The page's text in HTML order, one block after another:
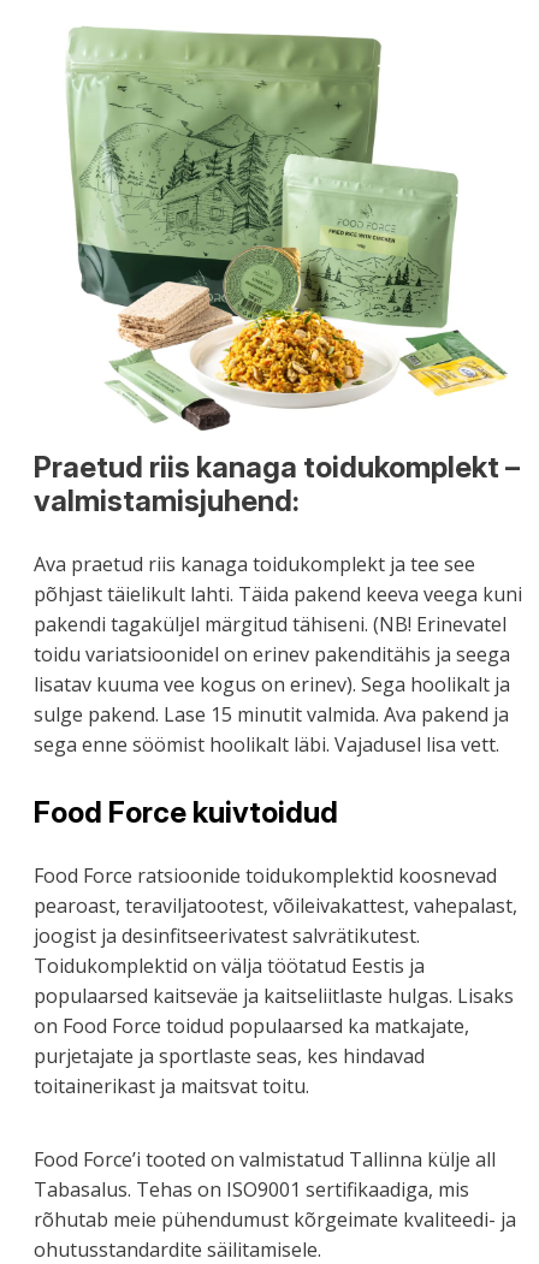
Praetud riis kanaga toidukomplekt –
valmistamisjuhend:
Ava praetud riis kanaga toidukomplekt ja tee see
põhjast täielikult lahti. Täida pakend keeva veega kuni
pakendi tagaküljel märgitud tähiseni. (NB! Erinevatel
toidu variatsioonidel on erinev pakenditähis ja seega
lisatav kuuma vee kogus on erinev). Sega hoolikalt ja
sulge pakend. Lase 15 minutit valmida. Ava pakend ja
sega enne söömist hoolikalt läbi. Vajadusel lisa vett.
Food Force kuivtoidud
Food Force ratsioonide toidukomplektid koosnevad
pearoast, teraviljatootest, võileivakattest, vahepalast,
joogist ja desinfitseerivatest salvrätikutest.
Toidukomplektid on välja töötatud Eestis ja
populaarsed kaitseväe ja kaitseliitlaste hulgas. Lisaks
on Food Force toidud populaarsed ka matkajate,
purjetajate ja sportlaste seas, kes hindavad
toitainerikast ja maitsvat toitu.
Food Force’i tooted on valmistatud Tallinna külje all
Tabasalus. Tehas on ISO9001 sertifikaadiga, mis
rõhutab meie pühendumust kõrgeimate kvaliteedi- ja
ohutusstandardite säilitamisele.